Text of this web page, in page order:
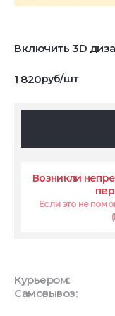
Включить 3D
1 820руб/шт
Возникли
Если это не
Курьером:
Самовывоз: